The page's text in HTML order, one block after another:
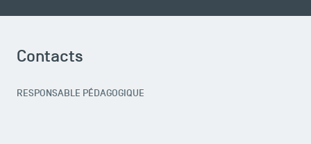
TSM Éducation
Contacts
RESPONSABLE PÉDAGOGIQUE